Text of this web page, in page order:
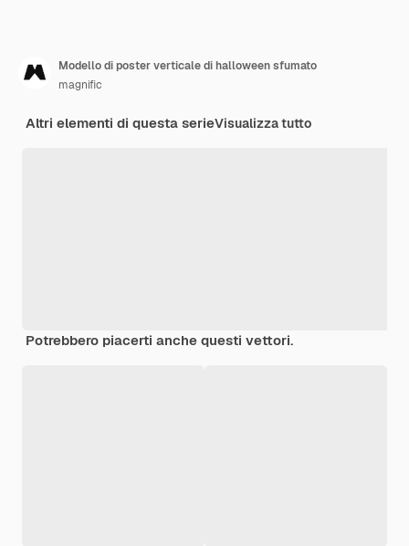
Modello di poster verticale di halloween sfumato
magnific
Altri elementi di questa serieVisualizza tutto
Potrebbero piacerti anche questi vettori.